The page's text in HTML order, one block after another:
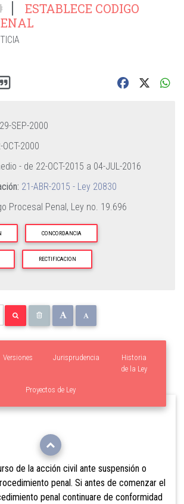
ESTABLECE CODIGO
29-SEP-2000
OCT-2000
- de 22-OCT-2015 a 04-JUL-2016
21-ABR-2015 - Ley 20830
Procesal Penal, Ley no. 19.696
CONCORDANCIA
RECTIFICACION
Versiones
Proyectos de Ley
Jurisprudencia
Historia
de la Ley
de la acción civil ante suspensión o
penal. Si antes de comenzar el
penal continuare de conformidad